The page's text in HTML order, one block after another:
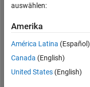
Last
fast 6
Jahre
|
Aktiv
auswählen:
Amerika
América Latina (Español)
Canada (English)
United States (English)